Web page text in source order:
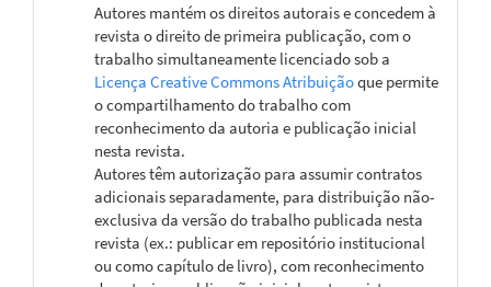
Autores mantém os direitos autorais e concedem à
revista o direito de primeira publicação, com o
trabalho simultaneamente licenciado sob a
Licença Creative Commons Atribuiçãoque permite
o compartilhamento do trabalho com
reconhecimento da autoria e publicação inicial
nesta revista.
Autores têm autorização para assumir contratos
adicionais separadamente, para distribuição não-
exclusiva da versão do trabalho publicada nesta
revista (ex.: publicar em repositório institucional
ou como capítulo de livro), com reconhecimento